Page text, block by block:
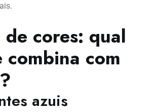
cores: qual
combina com
azuis